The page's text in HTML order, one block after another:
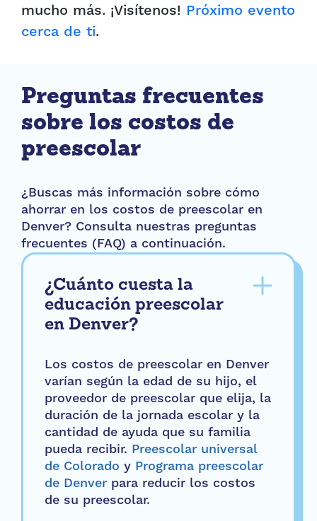
mucho más. ¡Visítenos! Próximo evento
cerca de ti.
Preguntas frecuentes
sobre los costos de
preescolar
¿Buscas más información sobre cómo
ahorrar en los costos de preescolar en
Denver? Consulta nuestras preguntas
frecuentes (FAQ) a continuación.
¿Cuánto cuesta la
educación preescolar
en Denver?
Los costos de preescolar en Denver
varían según la edad de su hijo, el
proveedor de preescolar que elija, la
duración de la jornada escolar y la
cantidad de ayuda que su familia
pueda recibir. Preescolar universal
de Colorado y Programa preescolar
de Denver para reducir los costos
de su preescolar.